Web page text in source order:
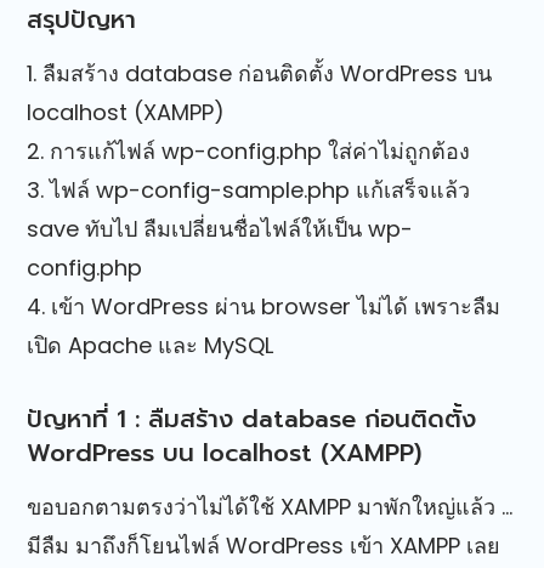
สรุปปัญหา
1. ลืมสร้าง database ก่อนติดตั้ง WordPress บน
localhost (XAMPP)
2. การแก้ไฟล์ wp-config.php ใส่ค่าไม่ถูกต้อง
3. ไฟล์ wp-config-sample.php แก้เสร็จแล้ว
save ทับไป ลืมเปลี่ยนชื่อไฟล์ให้เป็น wp-
config.php
4. เข้า WordPress ผ่าน browser ไม่ได้ เพราะลืม
เปิด Apache และ MySQL
ปัญหาที่ 1 : ลืมสร้าง database ก่อนติดตั้ง
WordPress บน localhost (XAMPP)
ขอบอกตามตรงว่าไม่ได้ใช้ XAMPP มาพักใหญ่แล้ว …
มีลืม มาถึงก็โยนไฟล์ WordPress เข้า XAMPP เลย